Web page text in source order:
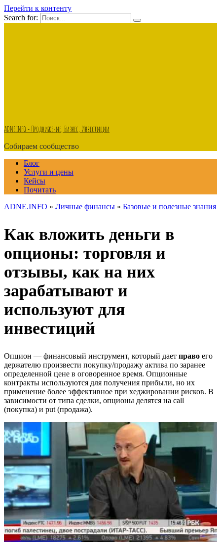
Перейти к контенту
Search for:
ADNE.iNFO - Продвижение, Бизнес, Инвестиции
Собираем сообщество
Блог
Услуги и цены
Кейсы
Почитать
ADNE.INFO » Личные финансы » Базовые и полезные знания
Как вложить деньги в
опционы: торговля и
отзывы, как на них
зарабатывают и
используют для
инвестиций
Опцион — финансовый инструмент, который дает право его
держателю произвести покупку/продажу актива по заранее
определенной цене в оговоренное время. Опционные
контракты используются для получения прибыли, но их
применение более эффективное при хеджировании рисков. В
зависимости от типа сделки, опционы делятся на call
(покупка) и put (продажа).